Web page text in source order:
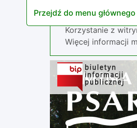
Przejdź do menu głównego
Nasza strona
Korzystanie z
Więcej informacji